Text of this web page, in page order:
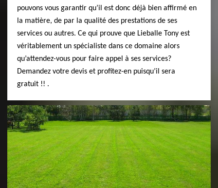
pouvons vous garantir qu’il est donc déjà bien affirmé en
la matière, de par la qualité des prestations de ses
services ou autres. Ce qui prouve que Lieballe Tony est
véritablement un spécialiste dans ce domaine alors
qu’attendez-vous pour faire appel à ses services?
Demandez votre devis et profitez-en puisqu’il sera
gratuit !! .